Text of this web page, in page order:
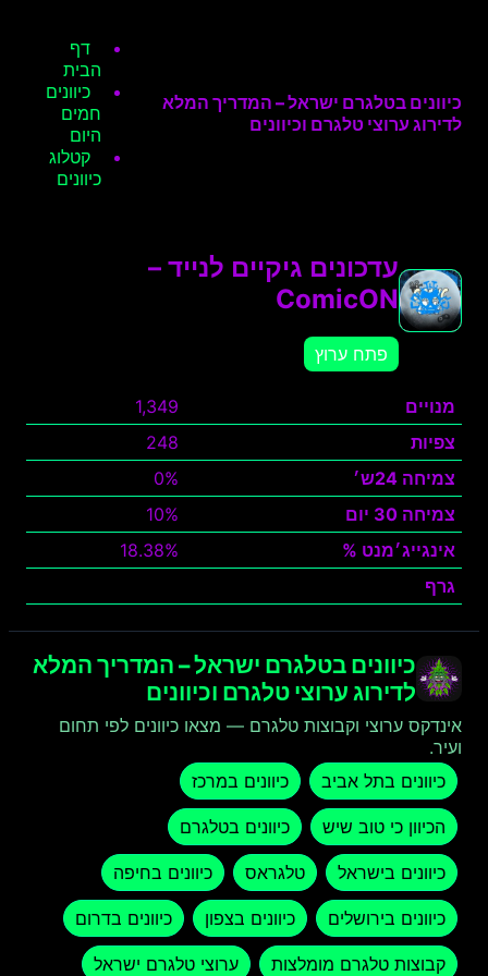
כיוונים בטלגרם ישראל – המדריך המלא
לדירוג ערוצי טלגרם וכיוונים
דף
הבית
כיוונים
חמים
היום
קטלוג
כיוונים
עדכונים גיקיים לנייד –
ComicON
פתח ערוץ
מנויים
1,349
צפיות
248
צמיחה 24ש׳
0%
צמיחה 30 יום
10%
אינגייג׳מנט %
18.38%
גרף
כיוונים בטלגרם ישראל – המדריך המלא
לדירוג ערוצי טלגרם וכיוונים
אינדקס ערוצי וקבוצות טלגרם — מצאו כיוונים לפי תחום
ועיר.
כיוונים בתל אביב
כיוונים במרכז
הכיוון כי טוב שיש כיוונים בטלגרם
כיוונים בישראל טלגראס כיוונים בחיפה
כיוונים בירושלים כיוונים בצפון כיוונים בדרום
קבוצות טלגרם מומלצות ערוצי טלגרם ישראל